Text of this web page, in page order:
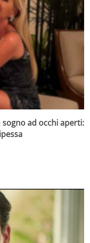
sogno ad occhi aperti: